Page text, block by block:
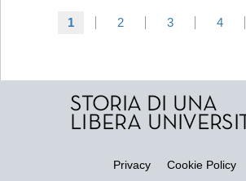
1 2 3 4
Privacy Cookie Policy